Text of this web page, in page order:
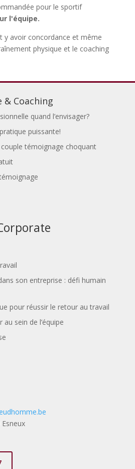
pour le sportif
l'équipe.
y avoir concordance et même
physique et le coaching
& Coaching
quand l’envisager?
puissante!
témoignage choquant
son entreprise : défi humain
pour réussir le retour au travail
sein de l’équipe